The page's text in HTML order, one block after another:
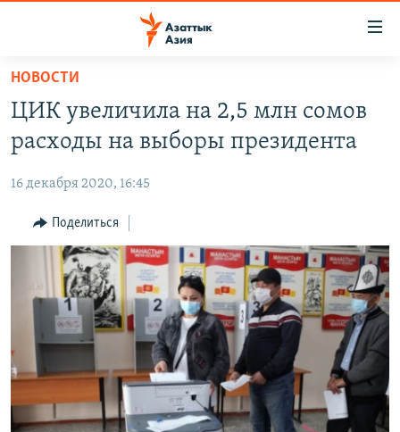
Вернуться
основному
содержанию
Вернутся
навигации
Вернутся
поиску
КАЗАХСТАН
УЗБЕКИСТАН
ТАДЖИКИСТАН
НОВОСТИ
ВОЙНА В УКРАИНЕ
НА ДРУГИХ ЯЗЫКАХ
ҚАЗАҚША
КЫРГЫЗЧА
ЎЗБЕКЧА
ТОҶИКӢ
TÜRKMENÇE
Все сайты РСЕ/РС
НОВОСТИ
ЦИК увеличила на 2,5 млн сомов
расходы на выборы президента
16 декабря 2020, 16:45
Поделиться